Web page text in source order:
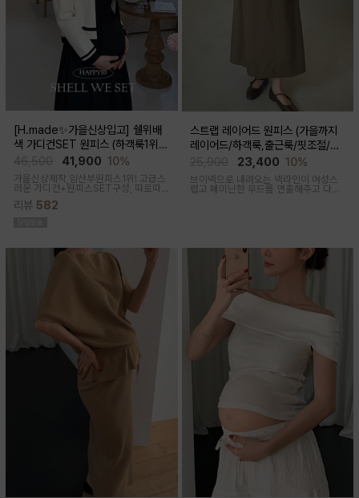
[H.made✨가을신상입고] 쉘위배
색 가디건SET 원피스 (하객룩1위/
고급미/가디건SET/임산부,출산후,
누구나예쁜핏)
41,900 10%
가을신상제작,임산부원피스1위! 고급스
러운 가디건+원피스SET구성, 따로따
리뷰 582
스트랩 레이어드 원피스 (가을까지
레이어드/하객룩,출근룩/핏조절/임
산부,출산후 착용가능)
23,400 10%
브이넥으로 내려오는 넥라인이 여성스
럽고 페미닌한 무드를 연출해주고 다양